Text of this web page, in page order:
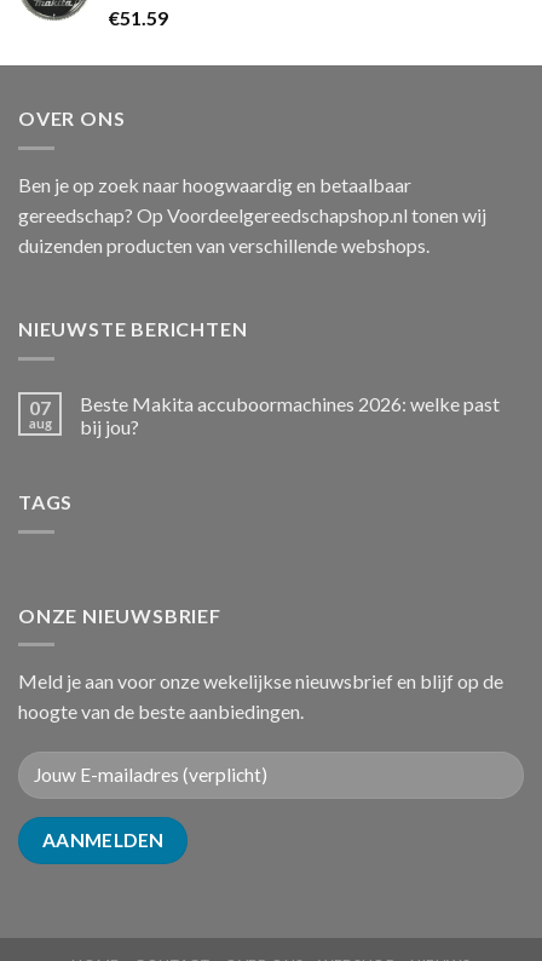
€51.59
OVER ONS
Ben je op zoek naar hoogwaardig en betaalbaar
gereedschap? Op Voordeelgereedschapshop.nl tonen wij
duizenden producten van verschillende webshops.
NIEUWSTE BERICHTEN
07
aug
Beste Makita accuboormachines 2026: welke past
bij jou?
TAGS
ONZE NIEUWSBRIEF
Meld je aan voor onze wekelijkse nieuwsbrief en blijf op de
hoogte van de beste aanbiedingen.